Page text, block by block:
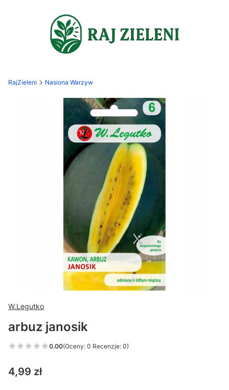
RajZieleni Nasiona Warzyw
W.Legutko
arbuz janosik
0.00(Oceny: 0 Recenzje: 0)
Cena
4,99 zł